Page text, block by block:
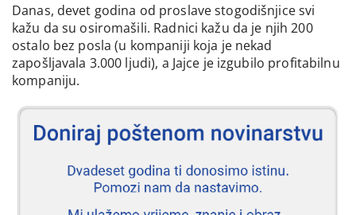
Danas, devet godina od proslave stogodišnjice svi
kažu da su osiromašili. Radnici kažu da je njih 200
ostalo bez posla (u kompaniji koja je nekad
zapošljavala 3.000 ljudi), a Jajce je izgubilo profitabilnu
kompaniju.